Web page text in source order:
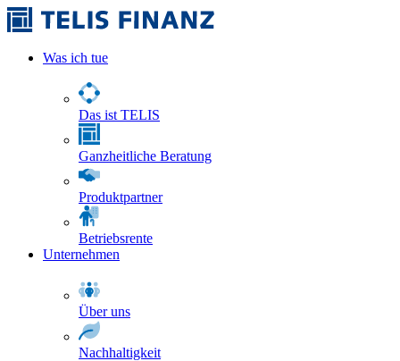
Was ich tue
Das ist TELIS
Ganzheitliche Beratung
Produktpartner
Betriebsrente
Unternehmen
Über uns
Nachhaltigkeit